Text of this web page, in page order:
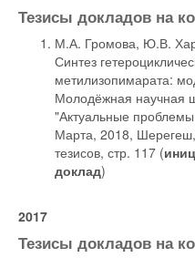
Тезисы докладов на
М.А. Громова, Ю.В.
Синтез
метилизопимарата:
Молодёжная научная
"Актуальные
Марта, 2018,
тезисов, стр. 117 (
доклад)
2017
Тезисы докладов на